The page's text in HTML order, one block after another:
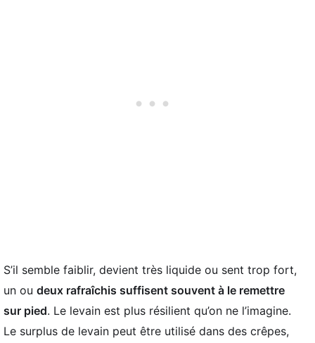
S’il semble faiblir, devient très liquide ou sent trop fort,
un ou deux rafraîchis suffisent souvent à le remettre
sur pied. Le levain est plus résilient qu’on ne l’imagine.
Le surplus de levain peut être utilisé dans des crêpes,